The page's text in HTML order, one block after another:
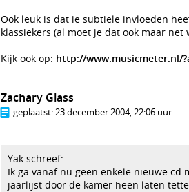
Ook leuk is dat ie subtiele invloeden
klassiekers (al moet je dat ook maar net
Kijk ook op: http://www.musicmeter.nl/
Zachary Glass
geplaatst:23 december 2004, 22:06 uur
Yak schreef:
Ik ga vanaf nu geen enkele nieuwe
jaarlijst door de kamer heen laten